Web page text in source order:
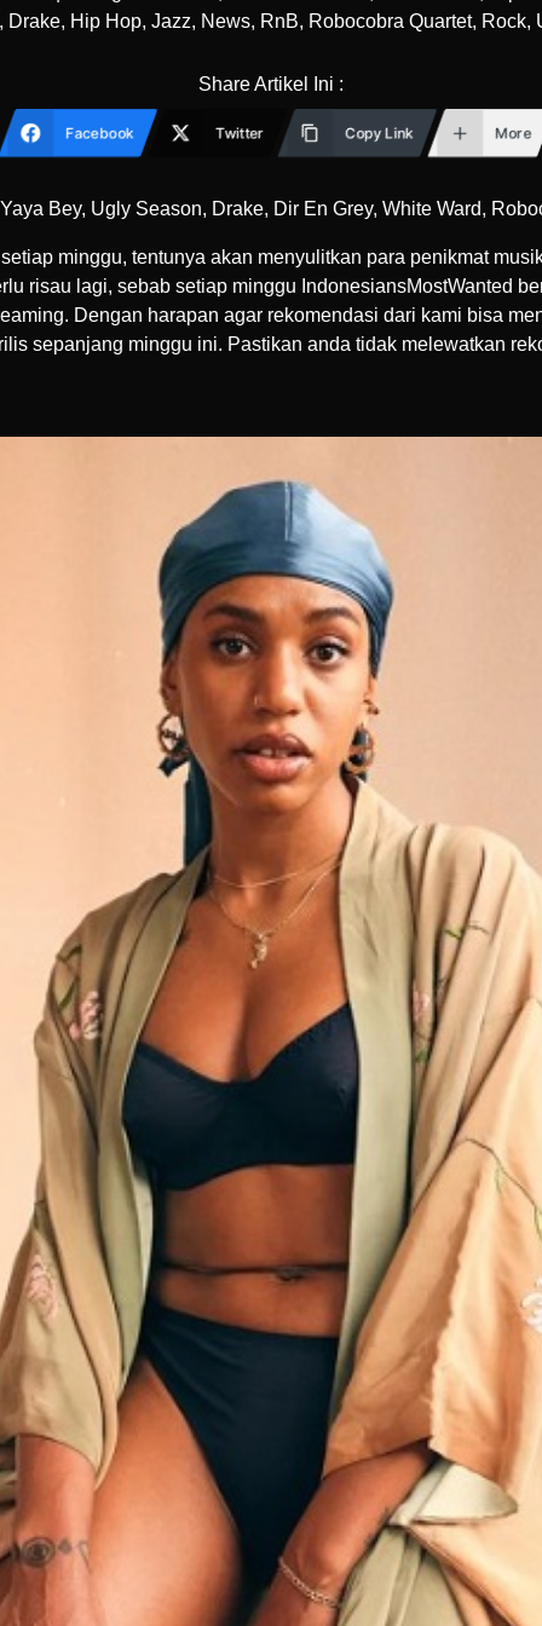
, Drake, Hip Hop, Jazz, News, RnB, Robocobra Quartet, Rock,
Share Artikel Ini :
Facebook Twitter Copy Link More
Bey, Ugly Season, Drake, Dir En Grey, White Ward,
minggu, tentunya akan menyulitkan para penikmat
risau lagi, sebab setiap minggu IndonesiansMostWanted
Dengan harapan agar rekomendasi dari kami bisa
sepanjang minggu ini. Pastikan anda tidak melewatkan